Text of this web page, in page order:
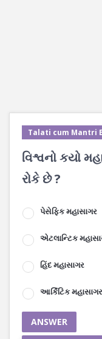
Talati cum Mantri
વિશ્વનો કયો
રોકે છે ?
પેસેફ્કિ મહાસાગર
એટલાન્ટિક
હિંદ મહાસાગર
આર્કિટિક મહાસાગર
ANSWER